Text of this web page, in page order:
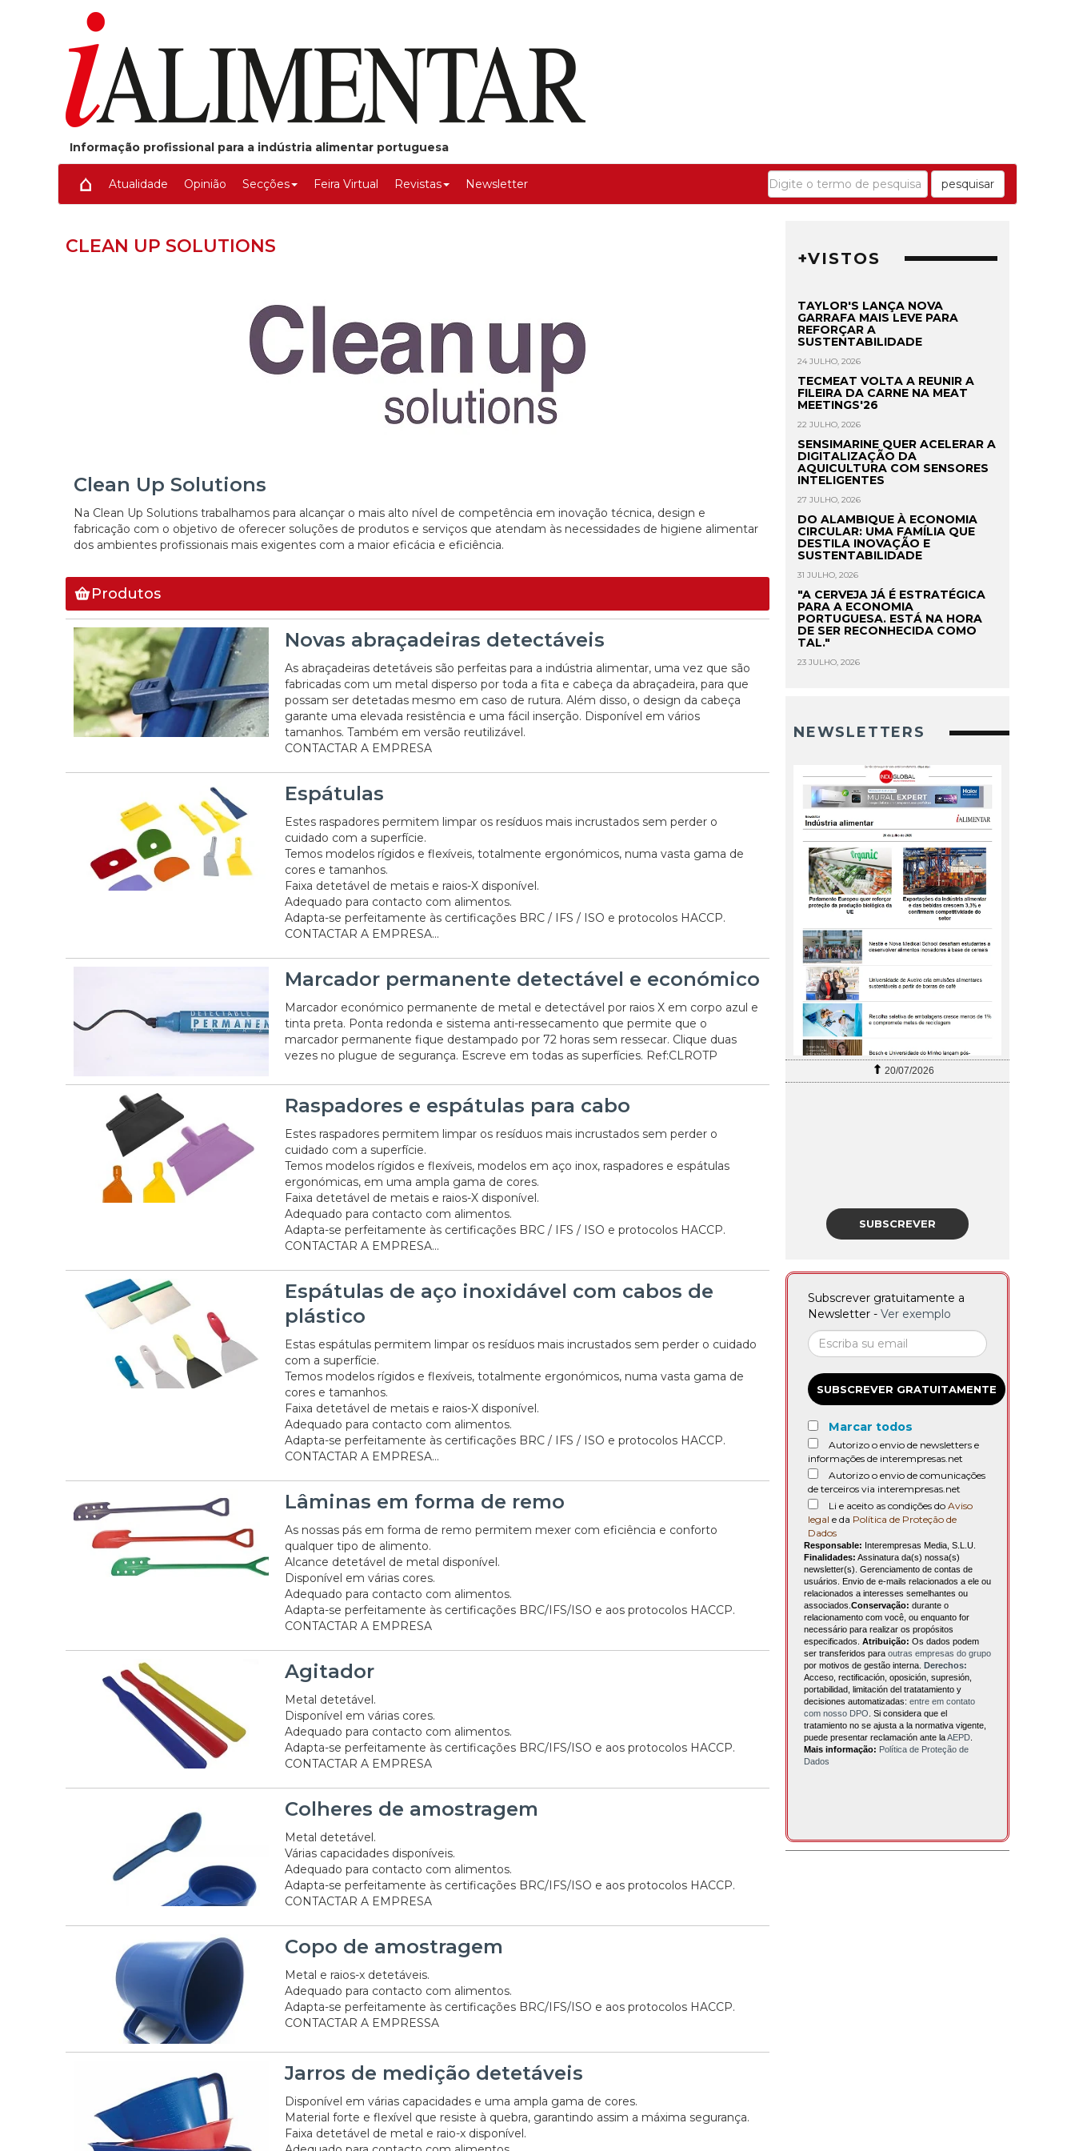
Informação profissional para a indústria alimentar portuguesa
Atualidade Opinião Secções Feira Virtual Revistas Newsletter pesquisar
CLEAN UP SOLUTIONS
Clean Up Solutions
Na Clean Up Solutions trabalhamos para alcançar o mais alto nível de competência em inovação técnica, design e
fabricação com o objetivo de oferecer soluções de produtos e serviços que atendam às necessidades de higiene alimentar
dos ambientes profissionais mais exigentes com a maior eficácia e eficiência.
Produtos
Novas abraçadeiras detectáveis
As abraçadeiras detetáveis são perfeitas para a indústria alimentar, uma vez que são
fabricadas com um metal disperso por toda a fita e cabeça da abraçadeira, para que
possam ser detetadas mesmo em caso de rutura. Além disso, o design da cabeça
garante uma elevada resistência e uma fácil inserção. Disponível em vários
tamanhos. Também em versão reutilizável.
CONTACTAR A EMPRESA
Espátulas
Estes raspadores permitem limpar os resíduos mais incrustados sem perder o
cuidado com a superfície.
Temos modelos rígidos e flexíveis, totalmente ergonómicos, numa vasta gama de
cores e tamanhos.
Faixa detetável de metais e raios-X disponível.
Adequado para contacto com alimentos.
Adapta-se perfeitamente às certificações BRC / IFS / ISO e protocolos HACCP.
CONTACTAR A EMPRESA...
Marcador permanente detectável e económico
Marcador económico permanente de metal e detectável por raios X em corpo azul e
tinta preta. Ponta redonda e sistema anti-ressecamento que permite que o
marcador permanente fique destampado por 72 horas sem ressecar. Clique duas
vezes no plugue de segurança. Escreve em todas as superfícies. Ref:CLROTP
Raspadores e espátulas para cabo
Estes raspadores permitem limpar os resíduos mais incrustados sem perder o
cuidado com a superfície.
Temos modelos rígidos e flexíveis, modelos em aço inox, raspadores e espátulas
ergonómicas, em uma ampla gama de cores.
Faixa detetável de metais e raios-X disponível.
Adequado para contacto com alimentos.
Adapta-se perfeitamente às certificações BRC / IFS / ISO e protocolos HACCP.
CONTACTAR A EMPRESA...
Espátulas de aço inoxidável com cabos de
plástico
Estas espátulas permitem limpar os resíduos mais incrustados sem perder o cuidado
com a superfície.
Temos modelos rígidos e flexíveis, totalmente ergonómicos, numa vasta gama de
cores e tamanhos.
Faixa detetável de metais e raios-X disponível.
Adequado para contacto com alimentos.
Adapta-se perfeitamente às certificações BRC / IFS / ISO e protocolos HACCP.
CONTACTAR A EMPRESA...
Lâminas em forma de remo
As nossas pás em forma de remo permitem mexer com eficiência e conforto
qualquer tipo de alimento.
Alcance detetável de metal disponível.
Disponível em várias cores.
Adequado para contacto com alimentos.
Adapta-se perfeitamente às certificações BRC/IFS/ISO e aos protocolos HACCP.
CONTACTAR A EMPRESA
Agitador
Metal detetável.
Disponível em várias cores.
Adequado para contacto com alimentos.
Adapta-se perfeitamente às certificações BRC/IFS/ISO e aos protocolos HACCP.
CONTACTAR A EMPRESA
Colheres de amostragem
Metal detetável.
Várias capacidades disponíveis.
Adequado para contacto com alimentos.
Adapta-se perfeitamente às certificações BRC/IFS/ISO e aos protocolos HACCP.
CONTACTAR A EMPRESA
Copo de amostragem
Metal e raios-x detetáveis.
Adequado para contacto com alimentos.
Adapta-se perfeitamente às certificações BRC/IFS/ISO e aos protocolos HACCP.
CONTACTAR A EMPRESSA
Jarros de medição detetáveis
Disponível em várias capacidades e uma ampla gama de cores.
Material forte e flexível que resiste à quebra, garantindo assim a máxima segurança.
Faixa detetável de metal e raio-x disponível.
+VISTOS
TAYLOR'S LANÇA NOVA
GARRAFA MAIS LEVE PARA
REFORÇAR A
SUSTENTABILIDADE
24 JULHO, 2026
TECMEAT VOLTA A REUNIR A
FILEIRA DA CARNE NA MEAT
MEETINGS'26
22 JULHO, 2026
SENSIMARINE QUER ACELERAR A
DIGITALIZAÇÃO DA
AQUICULTURA COM SENSORES
INTELIGENTES
27 JULHO, 2026
DO ALAMBIQUE À ECONOMIA
CIRCULAR: UMA FAMÍLIA QUE
DESTILA INOVAÇÃO E
SUSTENTABILIDADE
31 JULHO, 2026
"A CERVEJA JÁ É ESTRATÉGICA
PARA A ECONOMIA
PORTUGUESA. ESTÁ NA HORA
DE SER RECONHECIDA COMO
TAL."
23 JULHO, 2026
NEWSLETTERS
20/07/2026
SUBSCREVER
Subscrever gratuitamente a
Newsletter - Ver exemplo
SUBSCREVER GRATUITAMENTE
Marcar todos
Autorizo o envio de newsletters e
informações de interempresas.net
Autorizo o envio de comunicações
de terceiros via interempresas.net
Li e aceito as condições do Aviso
legal e da Política de Proteção de
Dados
Responsable: Interempresas Media, S.L.U.
Finalidades: Assinatura da(s) nossa(s)
newsletter(s). Gerenciamento de contas de
usuários. Envio de e-mails relacionados a ele ou
relacionados a interesses semelhantes ou
associados. Conservação: durante o
relacionamento com você, ou enquanto for
necessário para realizar os propósitos
especificados. Atribuição: Os dados podem
ser transferidos para outras empresas do grupo
por motivos de gestão interna.
Derechos:
Acceso, rectificación, oposición, supresión,
portabilidad, limitación del tratatamiento y
decisiones automatizadas: entre em contato
com nosso DPO . Si considera que el
tratamiento no se ajusta a la normativa vigente,
puede presentar reclamación ante laAEPD
Mais informação: Política de Proteção de
Dados